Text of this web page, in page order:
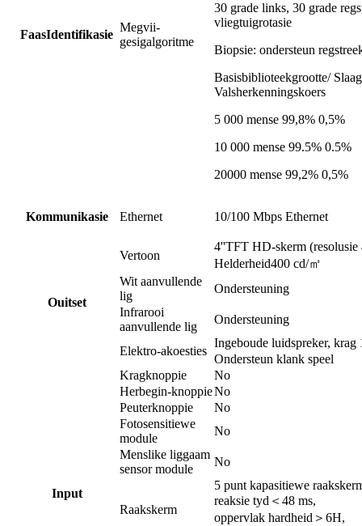
FaasIdentifikasie
Megvii-
gesigalgoritme
30 grade links, 30 grade
vliegtuigrotasie
Biopsie: ondersteun
Basisbiblioteekgrootte/
Valsherkenningskoers
5 000 mense 99,8% 0,5%
10 000 mense 99.5% 0.5%
20000 mense 99,2% 0,5%
Kommunikasie Ethernet 10/100 Mbps Ethernet
Ouitset
Vertoon
4''TFT HD-skerm
Helderheid400 cd/㎡
Wit aanvullende
lig
Ondersteuning
Infrarooi
aanvullende lig
Ondersteuning
Elektro-akoesties
Ingeboude luidspreker, krag
Ondersteun klank speel
Input
Kragknoppie
No
Herbegin-knoppieNo
Peuterknoppie
No
Fotosensitiewe
module
No
Menslike liggaam
sensor module
No
Raakskerm
5 punt kapasitiewe
reaksie tyd ＜ 48 ms,
oppervlak hardheid ＞ 6H,